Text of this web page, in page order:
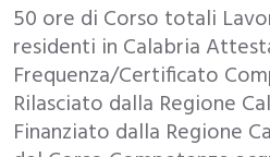
50 ore di Corso totali
residenti in Calabria
Frequenza/Certificato
Rilasciato dalla Regione
Finanziato dalla Regione